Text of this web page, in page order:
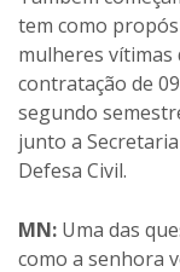
tem como
mulheres vítimas
contratação de
segundo
junto a
Defesa Civil.
MN: Uma das
como a senhora